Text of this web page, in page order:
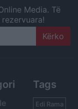
Media. Të
Tags
Edi Rama